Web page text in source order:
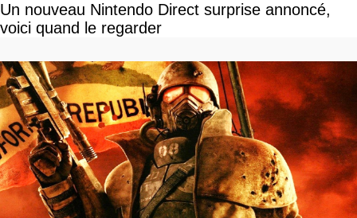
Un nouveau Nintendo Direct surprise annoncé,
voici quand le regarder